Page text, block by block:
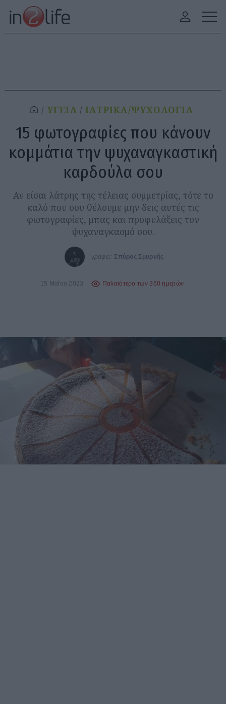
ΥΓΕΙΑ ΙΑΤΡΙΚΑ/ΨΥΧΟΛΟΓΙΑ
15 φωτογραφίες που κάνουν
κομμάτια την ψυχαναγκαστική
καρδούλα σου
Αν είσαι λάτρης της τέλειας συμμετρίας, τότε το
καλό που σου θέλουμε μην δεις αυτές τις
φωτογραφίες, μπας και προφυλάξεις τον
ψυχαναγκασμό σου.
γράφει: Σπύρος Σμυρνής
15 Μαΐου 2023 Παλαιότερο των 360 ημερών